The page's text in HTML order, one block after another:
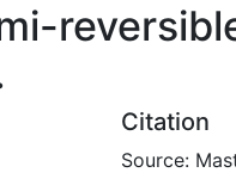
Citation
Source: